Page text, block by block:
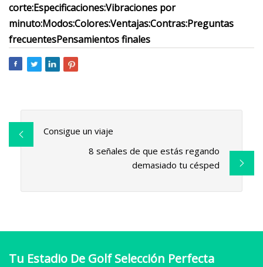
corte:Especificaciones:Vibraciones por
minuto:Modos:Colores:Ventajas:Contras:Preguntas
frecuentesPensamientos finales
Consigue un viaje
8 señales de que estás regando
demasiado tu césped
Tu Estadio De Golf Selección Perfecta